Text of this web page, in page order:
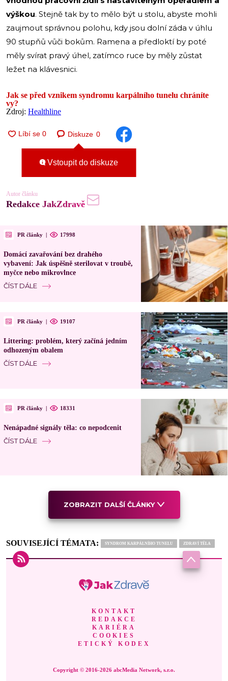
výškou. Stejně tak by to mělo být u stolu, abyste mohli
zaujmout správnou polohu, kdy jsou dolní záda v úhlu
90 stupňů vůči bokům. Ramena a předloktí by poté
měly svírat pravý úhel, zatímco ruce by měly zůstat
ležet na klávesnici.
Jak se před vznikem syndromu karpálního tunelu chráníte
vy?
Zdroj: Healthline
Diskuze 0
Vstoupit do diskuze
Autor článku
Redakce JakZdravě
PR články | 17998
Domácí zavařování bez drahého
vybavení: Jak úspěšně sterilovat v troubě,
myčce nebo mikrovlnce
ČÍST DÁLE
PR články | 19107
Littering: problém, který začíná jedním
odhozeným obalem
ČÍST DÁLE
PR články | 18331
Nenápadné signály těla: co nepodcenit
ČÍST DÁLE
ZOBRAZIT DALŠÍ ČLÁNKY
SOUVISEJÍCÍ TÉMATA: SYNDROM KARPÁLNÍHO TUNELU ZDRAVÍ TĚLA
KONTAKT
REDAKCE
KARIÉRA
COOKIES
ETICKÝ KODEX
Copyright © 2016-2026 abcMedia Network, s.r.o.